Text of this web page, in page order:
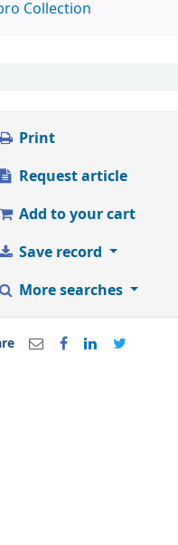
Collection
Print
Request article
Add to your cart
Save record
More searches